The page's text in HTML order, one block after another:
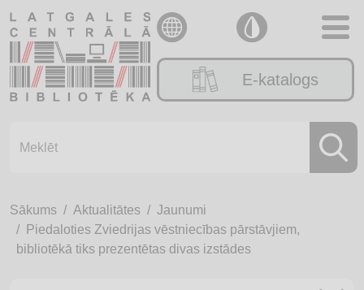
E-katalogs
Sākums Aktualitātes
Jaunumi
Piedaloties Zviedrijas vēstniecības pārstāvjiem,
bibliotēkā tiks prezentētas divas izstādes